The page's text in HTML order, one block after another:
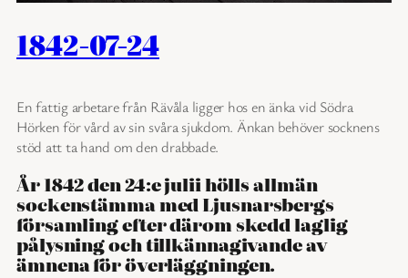
1842-07-24
En fattig arbetare från Rävåla ligger hos en änka vid Södra
Hörken för vård av sin svåra sjukdom. Änkan behöver socknens
stöd att ta hand om den drabbade.
År 1842 den 24:e julii hölls allmän
sockenstämma med Ljusnarsbergs
församling efter därom skedd laglig
pålysning och tillkännagivande av
ämnena för överläggningen.